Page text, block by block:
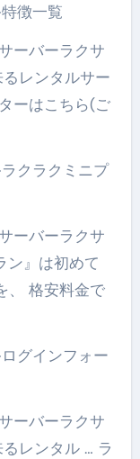
徴一覧
ーバーラクサ
レンタルサー
ーはこちら(ご
クラクミニプ
ーバーラクサ
ン』は初めて
、 格安料金で
グインフォー
ーバーラクサ
レンタル … ラ